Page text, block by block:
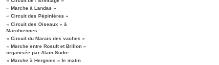
« Marche à Landas »
« Circuit des Pépinières »
« Circuit des Oiseaux » à
Marchiennes
« Circuit du Marais des vaches »
« Marche entre Rosult et Brillon »
organisée par Alain Sudre
« Marche à Hergnies » le matin